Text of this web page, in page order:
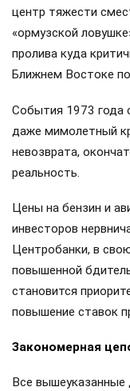
центр тяжести
«ормузской
пролива куда
Ближнем Востоке
События 1973 года
даже мимолетный
невозврата,
реальность.
Цены на бензин и
инвесторов
Центробанки, в
повышенной
становится
повышение ставок
Закономерная
Все вышеуказанные